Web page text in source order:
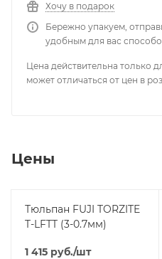
Хочу в подарок
Бережно упакуем,
удобным для вас
Цена действительна только
может отличаться от цен в
Цены
Тюльпан FUJI TORZITE
T-LFTT (3-0.7мм)
1 415 руб./шт